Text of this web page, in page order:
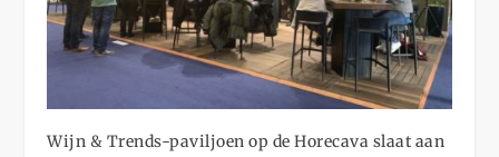
Wijn & Trends-paviljoen op de Horecava slaat aan